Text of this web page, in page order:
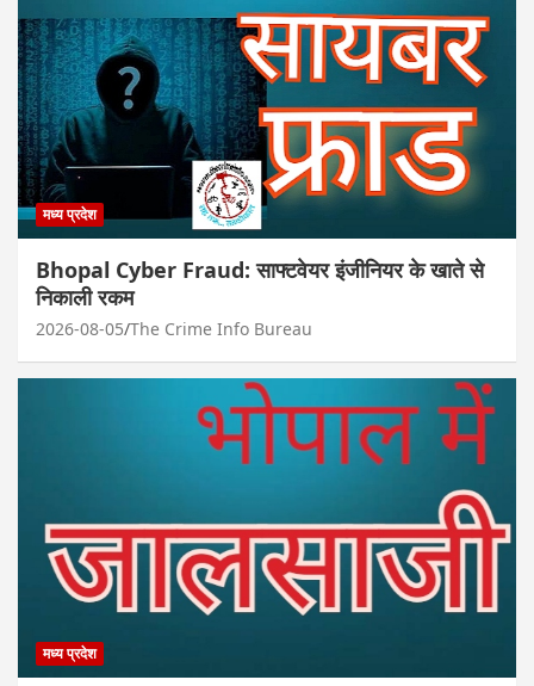
मध्य प्रदेश
Bhopal Cyber Fraud: साफ्टवेयर इंजीनियर के खाते से
निकाली रकम
2026-08-05 The Crime Info Bureau
मध्य प्रदेश